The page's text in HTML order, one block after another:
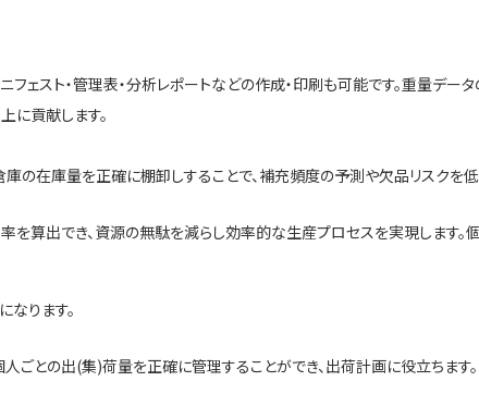
ェスト・管理表・分析レポートなどの作成・印刷も可能です。重量デー
に貢献します。
の在庫量を正確に棚卸しすることで、補充頻度の予測や欠品リスクを低
を算出でき、資源の無駄を減らし効率的な生産プロセスを実現します
ります。
ごとの出(集)荷量を正確に管理することができ、出荷計画に役立ちます。